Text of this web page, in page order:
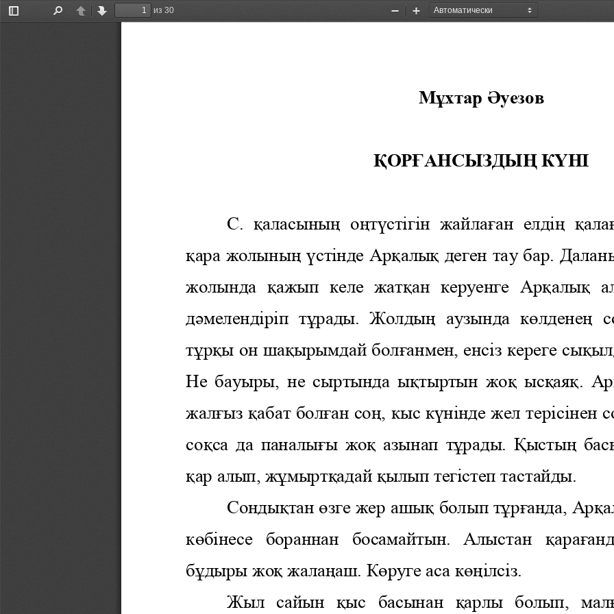
Показать/
НайтиПредыдущая
Следующая
из 30
УменьшитьУвеличить
Мұхтар Әуезов
ҚОРҒАНСЫЗДЫҢ КҮНІ
С. қаласының оңтүстігін  жайлаған  елдің  қала
қара жолының үстінде Арқалық деген тау бар.
жолында қажып  келе  жатқан  керуенге  Арқалық
дәмелендіріп  тұрады.  Жолдың аузында  көлденең
тұрқы он шақырымдай болғанмен, енсіз кереге сық
Не бауыры, не сыртында ықтыртын жоқ ысқаяқ. Ар
жалғыз қабат болған соң, кыс күнінде жел терісінен
соқса да паналығы жоқ азынап тұрады. Қыстың
қар алып, жұмыртқадай қылып тегістеп тастайды.
Сондықтан өзге жер ашық болып тұрғанда, Арқ
көбінесе  бораннан  босамайтын.  Алыстан қарағ
бұдыры жоқ жалаңаш. Көруге аса көңілсіз.
Жыл  сайын қыс  басынан қарлы  болып,  мал